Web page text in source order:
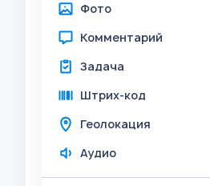
Фото
Комментарий
Задача
Штрих-код
Геолокация
Аудио